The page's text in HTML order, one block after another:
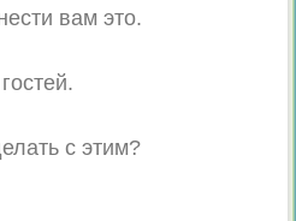
вам это.
с этим?